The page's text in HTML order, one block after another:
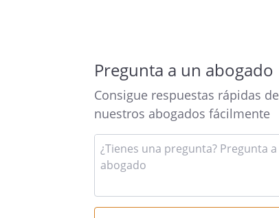
Pregunta a un abogado
Consigue respuestas rápidas de
nuestros abogados fácilmente
tu
pregunta